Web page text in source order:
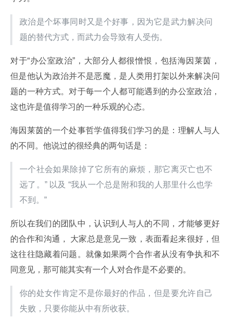
政治是个坏事同时又是个好事，因为它是武力解决问
题的替代方式，而武力会导致有人受伤。
对于“办公室政治”，大部分人都很憎恨，包括海因莱茵，
但是他认为政治并不是恶魔，是人类用打架以外来解决问
题的一种方式。对于每一个人都可能遇到的办公室政治，
这也许是值得学习的一种乐观的心态。
海因莱茵的一个处事哲学值得我们学习的是：理解人与人
的不同。他说过的很经典的两句话是：
一个社会如果除掉了它所有的麻烦，那它离灭亡也不
远了。” 以及 “我从一个总是附和我的人那里什么也学
不到。”
所以在我们的团队中，认识到人与人的不同，才能够更好
的合作和沟通， 大家总是意见一致，表面看起来很好，但
这往往隐藏着问题。就像如果两个合作者从没有争执和不
同意见，那可能其实有一个人对合作是不必要的。
你的处女作肯定不是你最好的作品，但是要允许自己
失败，只要你能从中有所收获。